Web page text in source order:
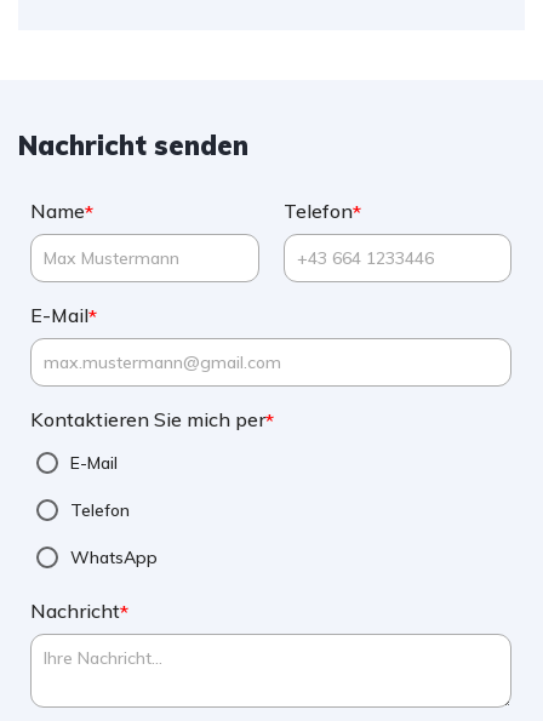
Nachricht senden
Name* Telefon*
E-Mail*
Kontaktieren Sie mich per*
E-Mail
Telefon
WhatsApp
Nachricht*